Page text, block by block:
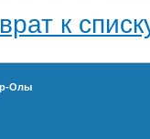
к
Олы